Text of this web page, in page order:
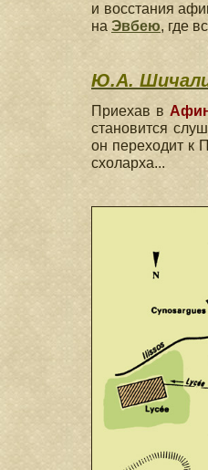
и восстания
на Эвбею, где
Ю.А.
Приехав в
становится
он переходит к
схоларха...